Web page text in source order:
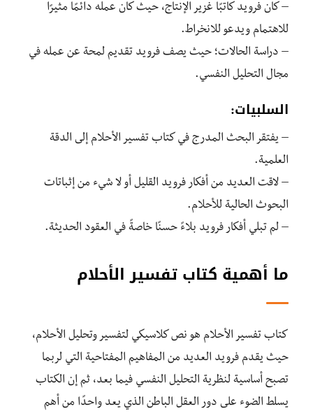
– كان فرويد كاتبًا غزير الإنتاج، حيث كان عمله دائمًا مثيرًا
للاهتمام ويدعو للانخراط.
– دراسة الحالات؛ حيث يصف فرويد تقديم لمحة عن عمله في
مجال التحليل النفسي.
السلبيات:
– يفتقر البحث المدرج في كتاب تفسير الأحلام إلى الدقة
العلمية.
– لاقت العديد من أفكار فرويد القليل أو لا شيء من إثباتات
البحوث الحالية للأحلام.
– لم تبلي أفكار فرويد بلاءً حسنًا خاصةً في العقود الحديثة.
ما أهمية كتاب تفسير الأحلام
كتاب تفسير الأحلام هو نص كلاسيكي لتفسير وتحليل الأحلام،
حيث يقدم فرويد العديد من المفاهيم المفتاحية التي لربما
تصبح أساسية لنظرية التحليل النفسي فيما بعد، ثم إن الكتاب
يسلط الضوء على دور العقل الباطن الذي يعد واحدًا من أهم